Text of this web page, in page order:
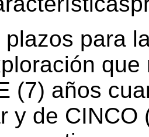
plazos para
(7) años
y de CINCO